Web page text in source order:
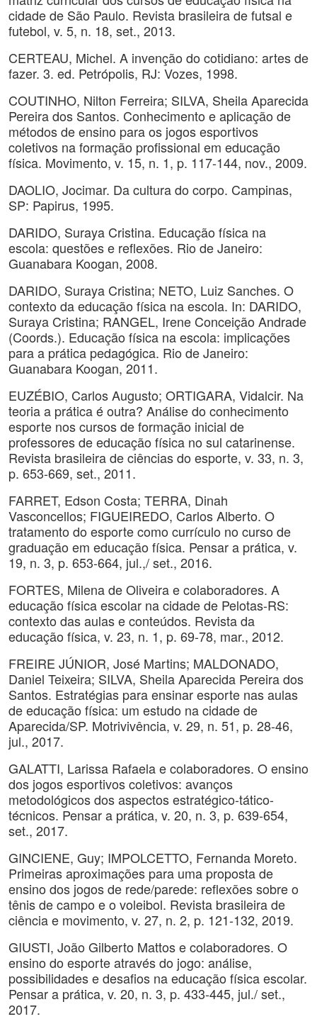
cidade de São Paulo. Revista brasileira de futsal e
futebol, v. 5, n. 18, set., 2013.
CERTEAU, Michel. A invenção do cotidiano: artes de
fazer. 3. ed. Petrópolis, RJ: Vozes, 1998.
COUTINHO, Nilton Ferreira; SILVA, Sheila Aparecida
Pereira dos Santos. Conhecimento e aplicação de
métodos de ensino para os jogos esportivos
coletivos na formação profissional em educação
física. Movimento, v. 15, n. 1, p. 117-144, nov., 2009.
DAOLIO, Jocimar. Da cultura do corpo. Campinas,
SP: Papirus, 1995.
DARIDO, Suraya Cristina. Educação física na
escola: questões e reflexões. Rio de Janeiro:
Guanabara Koogan, 2008.
DARIDO, Suraya Cristina; NETO, Luiz Sanches. O
contexto da educação física na escola. In: DARIDO,
Suraya Cristina; RANGEL, Irene Conceição Andrade
(Coords.). Educação física na escola: implicações
para a prática pedagógica. Rio de Janeiro:
Guanabara Koogan, 2011.
EUZÉBIO, Carlos Augusto; ORTIGARA, Vidalcir. Na
teoria a prática é outra? Análise do conhecimento
esporte nos cursos de formação inicial de
professores de educação física no sul catarinense.
Revista brasileira de ciências do esporte, v. 33, n. 3,
p. 653-669, set., 2011.
FARRET, Edson Costa; TERRA, Dinah
Vasconcellos; FIGUEIREDO, Carlos Alberto. O
tratamento do esporte como currículo no curso de
graduação em educação física. Pensar a prática, v.
19, n. 3, p. 653-664, jul.,/ set., 2016.
FORTES, Milena de Oliveira e colaboradores. A
educação física escolar na cidade de Pelotas-RS:
contexto das aulas e conteúdos. Revista da
educação física, v. 23, n. 1, p. 69-78, mar., 2012.
FREIRE JÚNIOR, José Martins; MALDONADO,
Daniel Teixeira; SILVA, Sheila Aparecida Pereira dos
Santos. Estratégias para ensinar esporte nas aulas
de educação física: um estudo na cidade de
Aparecida/SP. Motrivivência, v. 29, n. 51, p. 28-46,
jul., 2017.
GALATTI, Larissa Rafaela e colaboradores. O ensino
dos jogos esportivos coletivos: avanços
metodológicos dos aspectos estratégico-tático-
técnicos. Pensar a prática, v. 20, n. 3, p. 639-654,
set., 2017.
GINCIENE, Guy; IMPOLCETTO, Fernanda Moreto.
Primeiras aproximações para uma proposta de
ensino dos jogos de rede/parede: reflexões sobre o
tênis de campo e o voleibol. Revista brasileira de
ciência e movimento, v. 27, n. 2, p. 121-132, 2019.
GIUSTI, João Gilberto Mattos e colaboradores. O
ensino do esporte através do jogo: análise,
possibilidades e desafios na educação física escolar.
Pensar a prática, v. 20, n. 3, p. 433-445, jul./ set.,
2017.